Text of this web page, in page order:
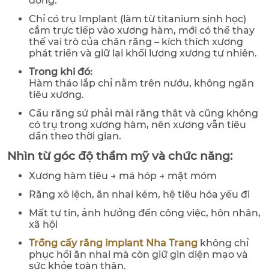
Chỉ có trụ Implant (làm từ titanium sinh học)
cắm trực tiếp vào xương hàm, mới có thể thay
thế vai trò của chân răng – kích thích xương
phát triển và giữ lại khối lượng xương tự nhiên.
Trong khi đó:
Hàm tháo lắp chỉ nằm trên nướu, không ngăn
tiêu xương.
Cầu răng sứ phải mài răng thật và cũng không
có trụ trong xương hàm, nên xương vẫn tiêu
dần theo thời gian.
Nhìn từ góc độ thẩm mỹ và chức năng:
Xương hàm tiêu → má hóp → mặt móm
Răng xô lệch, ăn nhai kém, hệ tiêu hóa yếu đi
Mất tự tin, ảnh hưởng đến công việc, hôn nhân,
xã hội
Trồng cấy răng implant Nha Trang không chỉ
phục hồi ăn nhai mà còn giữ gìn diện mạo và
sức khỏe toàn thân.